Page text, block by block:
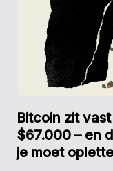
Bitcoin zit
$67.000 – en
je moet